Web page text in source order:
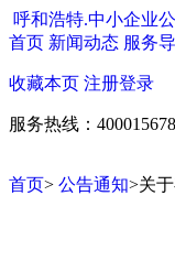
呼和浩特.中小企业
首页 新闻动态 服务
收藏本页 注册登录
服务热线：
首页> 公告通知>关